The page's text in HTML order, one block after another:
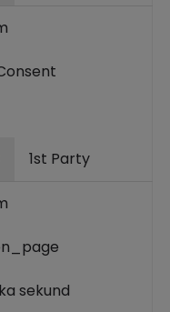
1st Party
sekund